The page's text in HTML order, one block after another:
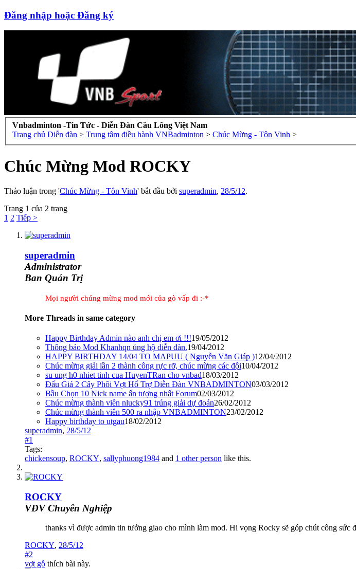
Đăng nhập hoặc Đăng ký
Vnbadminton -Tin Tức - Diễn Đàn Cầu Lông Việt Nam
Trang chủ Diễn đàn > Trung tâm điều hành VNBadminton > Chúc Mừng - Tôn Vinh >
Chúc Mừng Mod ROCKY
Thảo luận trong 'Chúc Mừng - Tôn Vinh' bắt đầu bởi superadmin, 28/5/12.
Trang 1 của 2 trang
1 2 Tiếp >
superadmin
Administrator
Ban Quản Trị
Mọi người chúng mừng mod mới của gò vấp đi :-*
More Threads in same category
Happy Birthday Admin nào anh chị em ơi !!!19/05/2012
Thông báo Mod Khanhqn ủng hộ diễn đàn.19/04/2012
HAPPY BIRTHDAY 14/04 TO MAPUU ( Nguyễn Văn Giáp )12/04/2012
Chúc mừng giải lần 2 thành công rực rỡ, chúc mừng các đội10/04/2012
su ung h0 nhiet tinh cua HuyenTRan cho vnbad18/03/2012
Đấu Giá 2 Cây Phôi Vợt Hổ Trợ Diễn Đàn VNBADMINTON03/03/2012
Bầu Chọn 10 Nick name ấn tượng nhất Forum02/03/2012
Chúc mừng thành viên nlucky91 trúng giải dự đoán26/02/2012
Chúc mừng thành viên 500 ra nhập VNBADMINTON23/02/2012
Happy birthday to utgau18/02/2012
superadmin, 28/5/12
#1
Tags:
chickensoup, ROCKY, sallyphuong1984 and 1 other person like this.
ROCKY
VĐV Chuyên Nghiệp
thanks vì được admin tin tưởng giao cho mình làm mod. Hi vọng Rocky sẽ góp chút công
ROCKY, 28/5/12
#2
vợt gỗ thích bài này.